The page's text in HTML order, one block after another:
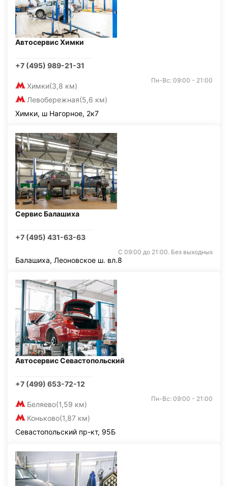
Автосервис Химки
+7 (495) 989-21-31
Химки(3,8 км)
Левобережная(5,6 км)
Пн-Вс: 09:00 - 21:00
Химки, ш Нагорное, 2к7
Сервис Балашиха
+7 (495) 431-63-63
С 09:00 до 21:00. Без выходных
Балашиха, Леоновское ш. вл.8
Автосервис Севастопольский
+7 (499) 653-72-12
Беляево(1,59 км)
Коньково(1,87 км)
Пн-Вс: 09:00 - 21:00
Севастопольский пр-кт, 95Б